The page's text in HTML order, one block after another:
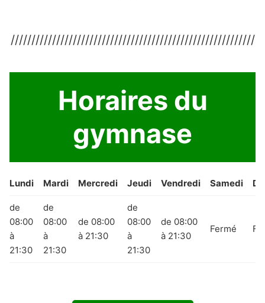
///////////////////////////////////////////////////////////
Horaires du
gymnase
Lundi Mardi Mercredi Jeudi Vendredi Samedi
de
08:00
à
21:30
de
08:00
à
21:30
de 08:00
à 21:30
de
08:00
à
21:30
de 08:00
à 21:30
Fermé